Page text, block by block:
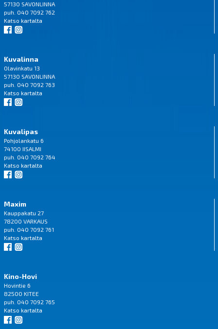
57130 SAVONLINNA
puh. 040 7092 762
Katso kartalta
Kuvalinna
Olavinkatu 13
57130 SAVONLINNA
puh. 040 7092 763
Katso kartalta
Kuvalipas
Pohjolankatu 6
74100 IISALMI
puh. 040 7092 764
Katso kartalta
Maxim
Kauppakatu 27
78200 VARKAUS
puh. 040 7092 761
Katso kartalta
Kino-Hovi
Hovintie 6
82500 KITEE
puh. 040 7092 765
Katso kartalta